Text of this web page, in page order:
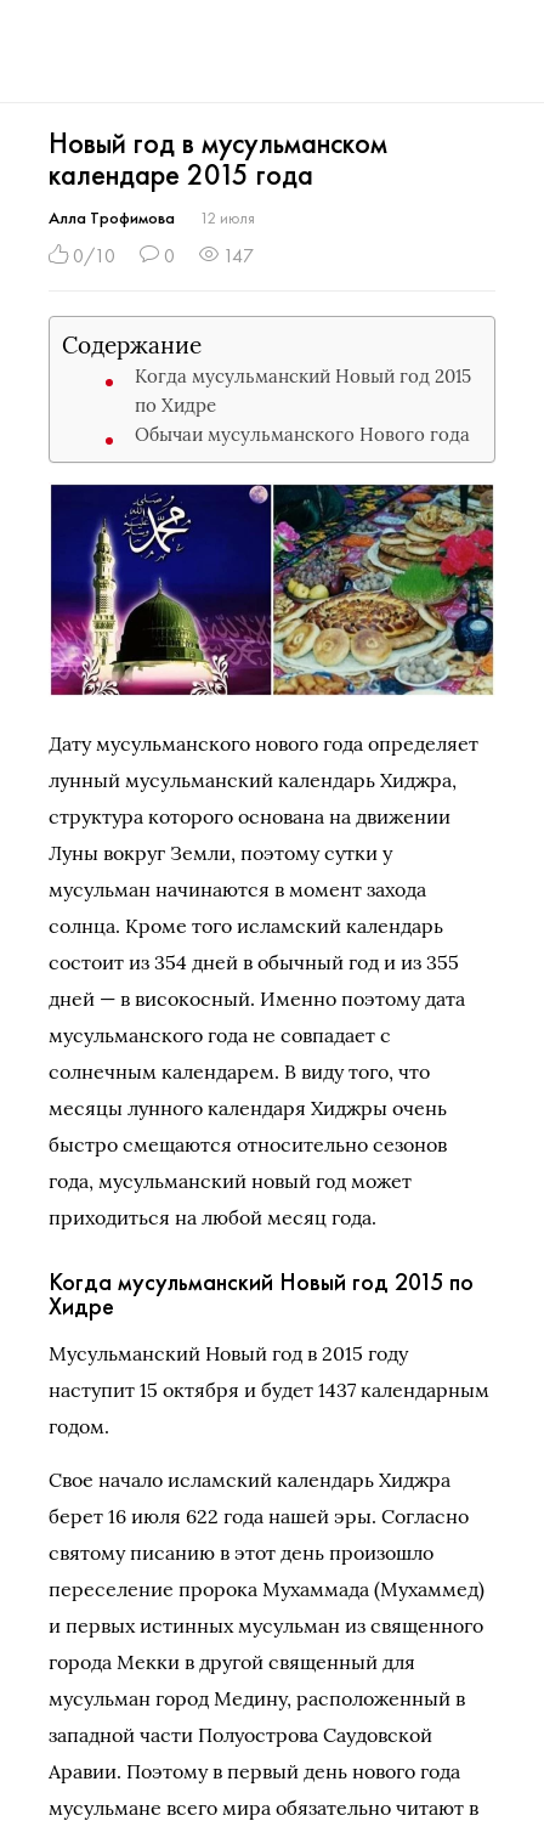
Новый год в мусульманском
календаре 2015 года
Алла Трофимова 12 июля
0/10 0 147
Содержание
Когда мусульманский Новый год 2015
по Хидре
Обычаи мусульманского Нового года
Дату мусульманского нового года определяет
лунный мусульманский календарь Хиджра,
структура которого основана на движении
Луны вокруг Земли, поэтому сутки у
мусульман начинаются в момент захода
солнца. Кроме того исламский календарь
состоит из 354 дней в обычный год и из 355
дней — в високосный. Именно поэтому дата
мусульманского года не совпадает с
солнечным календарем. В виду того, что
месяцы лунного календаря Хиджры очень
быстро смещаются относительно сезонов
года, мусульманский новый год может
приходиться на любой месяц года.
Когда мусульманский Новый год 2015 по
Хидре
Мусульманский Новый год в 2015 году
наступит 15 октября и будет 1437 календарным
годом.
Свое начало исламский календарь Хиджра
берет 16 июля 622 года нашей эры. Согласно
святому писанию в этот день произошло
переселение пророка Мухаммада (Мухаммед)
и первых истинных мусульман из священного
города Мекки в другой священный для
мусульман город Медину, расположенный в
западной части Полуострова Саудовской
Аравии. Поэтому в первый день нового года
мусульмане всего мира обязательно читают в